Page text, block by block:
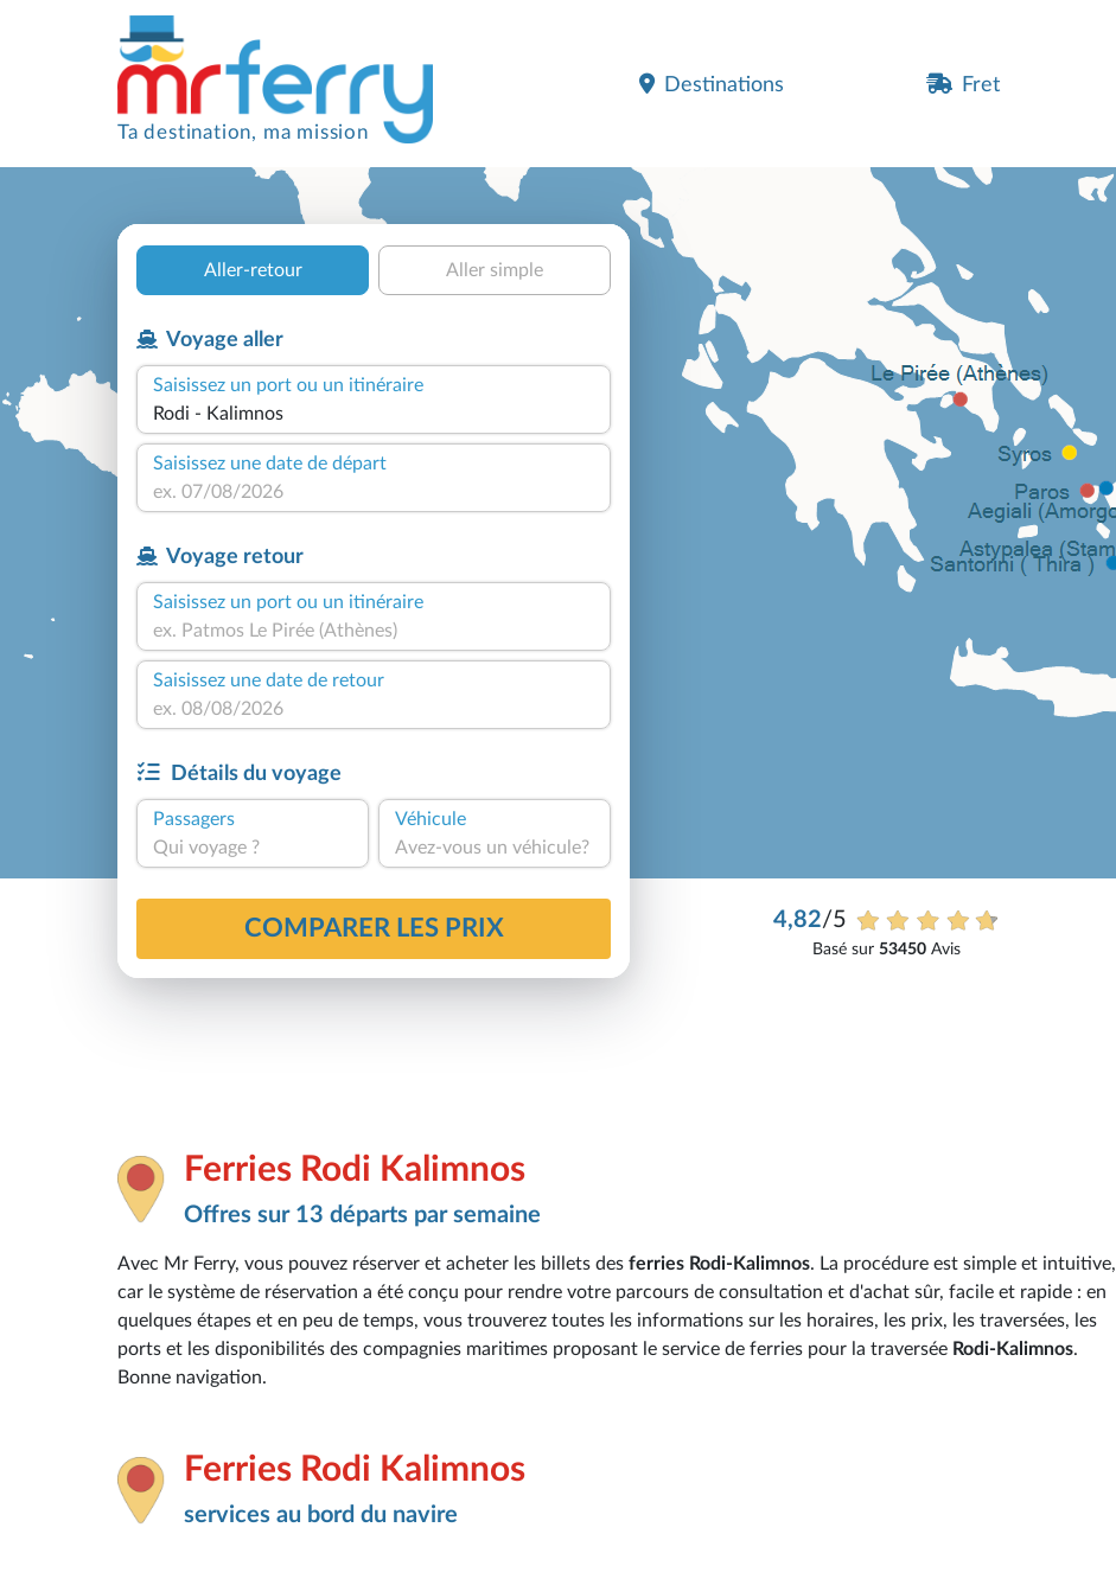
Ta destination, ma mission
Destinations Fret
Aller-retour Aller simple
Voyage aller
Saisissez un port ou un itinéraire
Saisissez une date de départ
Voyage retour
Saisissez un port ou un itinéraire
Saisissez une date de retour
Détails du voyage
Passagers
Qui voyage ?
Véhicule
Avez-vous un véhicule?
COMPARER LES PRIX 4,82/5
Basé sur 53450Avis
Ferries Rodi Kalimnos
Offres sur 13 départs par semaine
Avec Mr Ferry, vous pouvez réserver et acheter les billets des ferries Rodi-Kalimnos. La procédure est simple et intuitive,
car le système de réservation a été conçu pour rendre votre parcours de consultation et d'achat sûr, facile et rapide : en
quelques étapes et en peu de temps, vous trouverez toutes les informations sur les horaires, les prix, les traversées, les
ports et les disponibilités des compagnies maritimes proposant le service de ferries pour la traversée Rodi-Kalimnos.
Bonne navigation.
Ferries Rodi Kalimnos
services au bord du navire